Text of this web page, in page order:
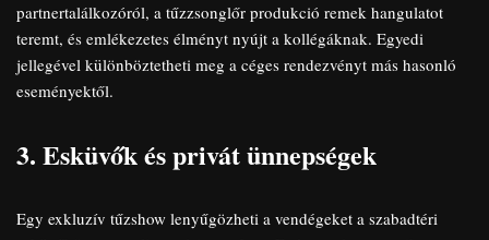
partnertalálkozóról, a tűzzsonglőr produkció remek hangulatot
teremt, és emlékezetes élményt nyújt a kollégáknak. Egyedi
jellegével különböztetheti meg a céges rendezvényt más hasonló
eseményektől.
3. Esküvők és privát ünnepségek
Egy exkluzív tűzshow lenyűgözheti a vendégeket a szabadtéri